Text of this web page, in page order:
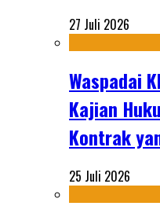
27 Juli 2026
Waspadai
Kajian
Kontrak
25 Juli 2026